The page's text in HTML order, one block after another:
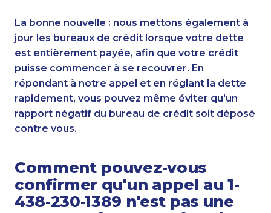
La bonne nouvelle : nous mettons également à
jour les bureaux de crédit lorsque votre dette
est entièrement payée, afin que votre crédit
puisse commencer à se recouvrer. En
répondant à notre appel et en réglant la dette
rapidement, vous pouvez même éviter qu'un
rapport négatif du bureau de crédit soit déposé
contre vous.
Comment pouvez-vous
confirmer qu'un appel au 1-
438-230-1389 n'est pas une